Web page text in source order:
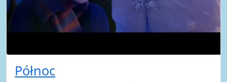
Północ